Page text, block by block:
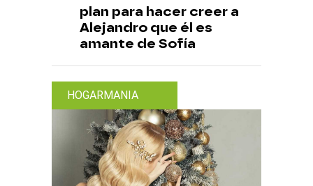
plan para hacer creer a
Alejandro que él es
amante de Sofía
HOGARMANIA